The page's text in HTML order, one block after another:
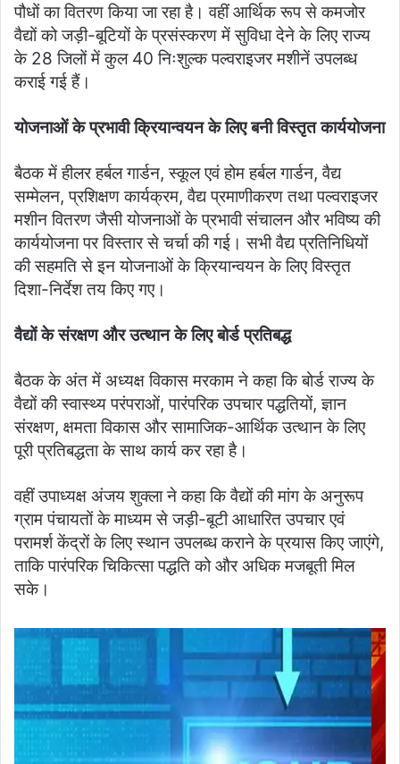
पौधों का वितरण किया जा रहा है। वहीं आर्थिक रूप से कमजोर
वैद्यों को जड़ी-बूटियों के प्रसंस्करण में सुविधा देने के लिए राज्य
के 28 जिलों में कुल 40 निःशुल्क पल्वराइजर मशीनें उपलब्ध
कराई गई हैं।
योजनाओं के प्रभावी क्रियान्वयन के लिए बनी विस्तृत कार्ययोजना
बैठक में हीलर हर्बल गार्डन, स्कूल एवं होम हर्बल गार्डन, वैद्य
सम्मेलन, प्रशिक्षण कार्यक्रम, वैद्य प्रमाणीकरण तथा पल्वराइजर
मशीन वितरण जैसी योजनाओं के प्रभावी संचालन और भविष्य की
कार्ययोजना पर विस्तार से चर्चा की गई। सभी वैद्य प्रतिनिधियों
की सहमति से इन योजनाओं के क्रियान्वयन के लिए विस्तृत
दिशा-निर्देश तय किए गए।
वैद्यों के संरक्षण और उत्थान के लिए बोर्ड प्रतिबद्ध
बैठक के अंत में अध्यक्ष विकास मरकाम ने कहा कि बोर्ड राज्य के
वैद्यों की स्वास्थ्य परंपराओं, पारंपरिक उपचार पद्धतियों, ज्ञान
संरक्षण, क्षमता विकास और सामाजिक-आर्थिक उत्थान के लिए
पूरी प्रतिबद्धता के साथ कार्य कर रहा है।
वहीं उपाध्यक्ष अंजय शुक्ला ने कहा कि वैद्यों की मांग के अनुरूप
ग्राम पंचायतों के माध्यम से जड़ी-बूटी आधारित उपचार एवं
परामर्श केंद्रों के लिए स्थान उपलब्ध कराने के प्रयास किए जाएंगे,
ताकि पारंपरिक चिकित्सा पद्धति को और अधिक मजबूती मिल
सके।